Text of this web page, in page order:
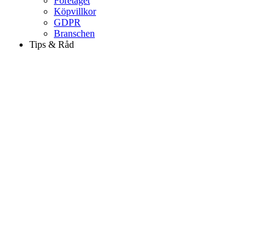
Köpvillkor
GDPR
Branschen
Tips & Råd